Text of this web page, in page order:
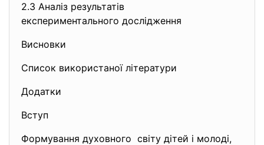
2.3 Аналіз результатів
експериментального дослідження
Висновки
Список використаної літератури
Додатки
Вступ
Формування духовного світу дітей і молоді,